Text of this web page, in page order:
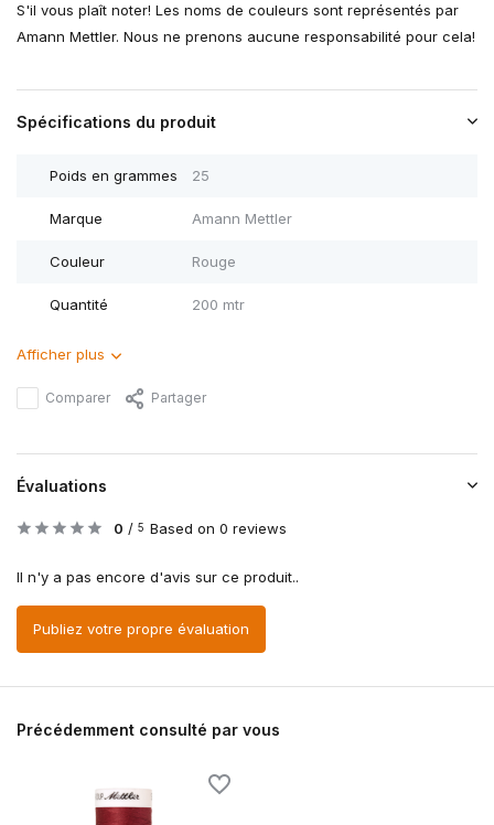
S'il vous plaît noter! Les noms de couleurs sont représentés par
Amann Mettler. Nous ne prenons aucune responsabilité pour cela!
Spécifications du produit
Poids en grammes 25
Marque Amann Mettler
Couleur Rouge
Quantité 200 mtr
Afficher plus
Comparer Partager
Évaluations
0 / 5 Based on 0 reviews
Il n'y a pas encore d'avis sur ce produit..
Publiez votre propre évaluation
Précédemment consulté par vous